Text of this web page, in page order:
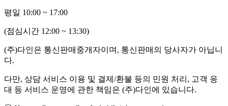
평일 10:00 ~ 17:00
(점심시간 12:00 ~ 13:30)
(주)다인은 통신판매중개자이며, 통신판매의 당사자가 아닙니
다.
다만, 상담 서비스 이용 및 결제/환불 등의 민원 처리, 고객 응
대 등 서비스 운영에 관한 책임은 (주)다인에 있습니다.